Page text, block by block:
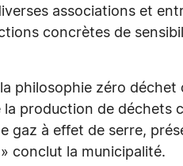
associations et
concrètes de
philosophie zéro déchet
production de déchets
gaz à effet de serre,
conclut la municipalité.